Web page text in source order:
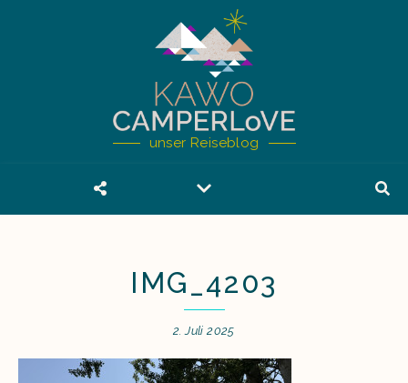
unser Reiseblog
IMG_4203
2. Juli 2025